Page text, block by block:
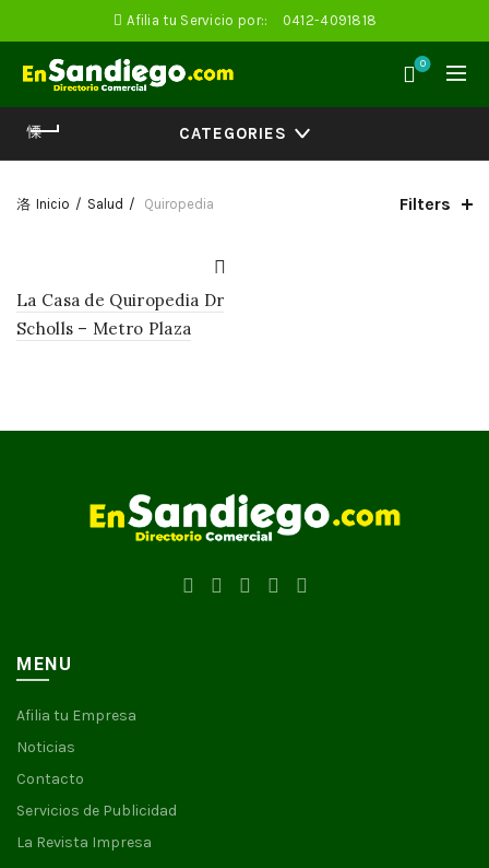
Afilia tu Servicio por:: 0412-4091818
0
CATEGORIES
Inicio Salud Quiropedia Filters
La Casa de Quiropedia Dr
Scholls – Metro Plaza
MENU
Afilia tu Empresa
Noticias
Contacto
Servicios de Publicidad
La Revista Impresa